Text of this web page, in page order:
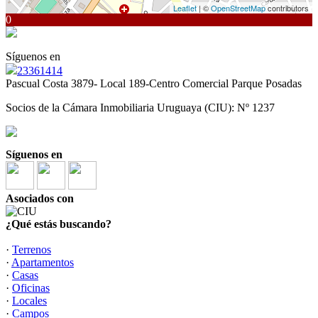
Leaflet | ©OpenStreetMapcontributors
0
Síguenos en
23361414
Pascual Costa 3879- Local 189-Centro Comercial Parque Posadas
Socios de la Cámara Inmobiliaria Uruguaya (CIU): Nº 1237
Síguenos en
Asociados con
¿Qué estás buscando?
· Terrenos
· Apartamentos
· Casas
· Oficinas
· Locales
· Campos